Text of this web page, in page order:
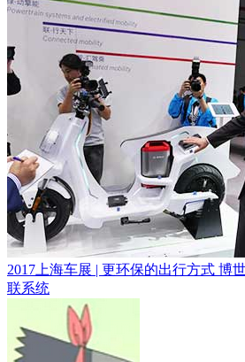
2017上海车展 | 更环保的出行方式 博
联系统